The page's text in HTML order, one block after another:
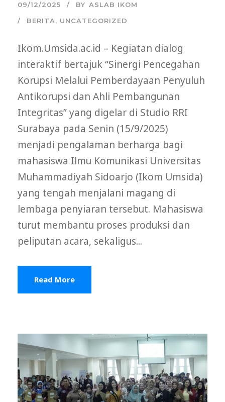
09/12/2025 BY ASLAB IKOM
BERITA, UNCATEGORIZED
Ikom.Umsida.ac.id – Kegiatan dialog
interaktif bertajuk “Sinergi Pencegahan
Korupsi Melalui Pemberdayaan Penyuluh
Antikorupsi dan Ahli Pembangunan
Integritas” yang digelar di Studio RRI
Surabaya pada Senin (15/9/2025)
menjadi pengalaman berharga bagi
mahasiswa Ilmu Komunikasi Universitas
Muhammadiyah Sidoarjo (Ikom Umsida)
yang tengah menjalani magang di
lembaga penyiaran tersebut. Mahasiswa
turut membantu proses produksi dan
peliputan acara, sekaligus...
Read More